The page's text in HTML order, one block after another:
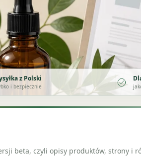
z Polski
i bezpiecznie
beta, czyli opisy produktów, strony i